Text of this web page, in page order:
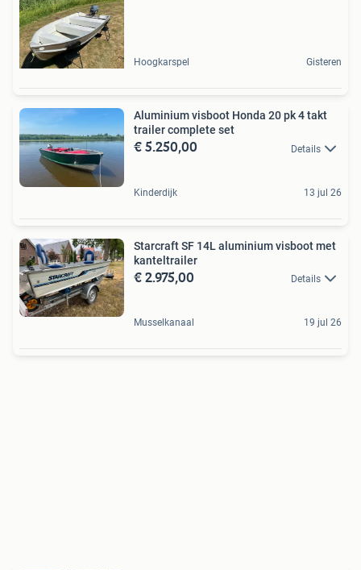
Hoogkarspel Gisteren
Aluminium visboot Honda 20 pk 4 takt
trailer complete set
€ 5.250,00 Details
Kinderdijk 13 jul 26
Starcraft SF 14L aluminium visboot met
kanteltrailer
€ 2.975,00 Details
Musselkanaal 19 jul 26